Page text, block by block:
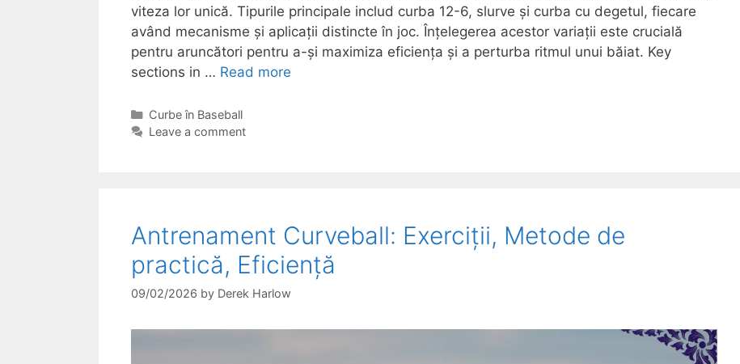
viteza lor unică. Tipurile principale includ curba 12-6, slurve și curba cu degetul, fiecare
având mecanisme și aplicații distincte în joc. Înțelegerea acestor variații este crucială
pentru aruncători pentru a-și maximiza eficiența și a perturba ritmul unui băiat. Key
sections in … Read more
Categories
Curbe în Baseball
Leave a comment
Antrenament Curveball: Exerciții, Metode de
practică, Eficiență
09/02/2026 by Derek Harlow